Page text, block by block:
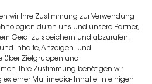
wir Ihre Zustimmung zur Verwendung
durch uns und unsere Partner,
Gerät zu speichern und abzurufen,
Inhalte, Anzeigen- und
über Zielgruppen und
Ihre Zustimmung benötigen wir
Multimedia- Inhalte. In einigen
behandeln und langfristig
Praxis sind bereits über 30
Das Webinar beginnt
etwa eine halbe Stunde.
Nimmerfall gerne Ihre